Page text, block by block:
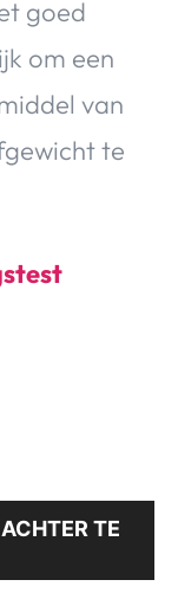
goed
om een
van
te
TE